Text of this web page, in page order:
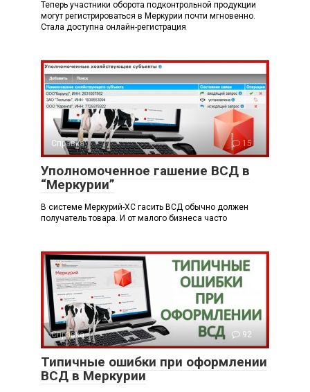
Теперь участники оборота подконтрольной продукции
могут регистрироваться в Меркурии почти мгновенно.
Стала доступна онлайн-регистрация
Справка 15
Уполномоченное гашение ВСД в
“Меркурии”
В системе Меркурий-ХС гасить ВСД обычно должен
получатель товара. И от малого бизнеса часто
Справка 92
Типичные ошибки при оформлении
ВСД в Меркурии